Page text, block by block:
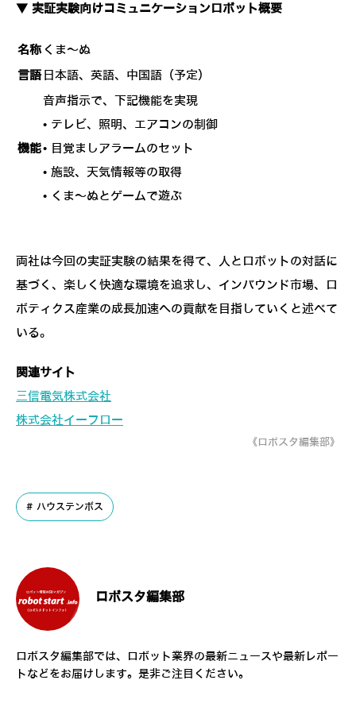
▼ 実証実験向けコミュニケーションロボット概要
名称 くま～ぬ
言語 日本語、英語、中国語（予定）
機能
音声指示で、下記機能を実現
• テレビ、照明、エアコンの制御
• 目覚ましアラームのセット
• 施設、天気情報等の取得
• くま～ぬとゲームで遊ぶ
両社は今回の実証実験の結果を得て、人とロボットの対話に
基づく、楽しく快適な環境を追求し、インバウンド市場、ロ
ボティクス産業の成長加速への貢献を目指していくと述べて
いる。
関連サイト
三信電気株式会社
株式会社イーフロー
《ロボスタ編集部》
ハウステンボス
ロボスタ編集部
ロボスタ編集部では、ロボット業界の最新ニュースや最新レポー
トなどをお届けします。是非ご注目ください。